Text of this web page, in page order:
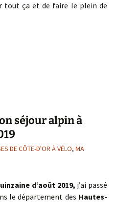
tout ça et de faire le plein de
séjour alpin à
DE CÔTE-D'OR À VÉLO, MA
d’août 2019, j’ai passé
le département des Hautes-